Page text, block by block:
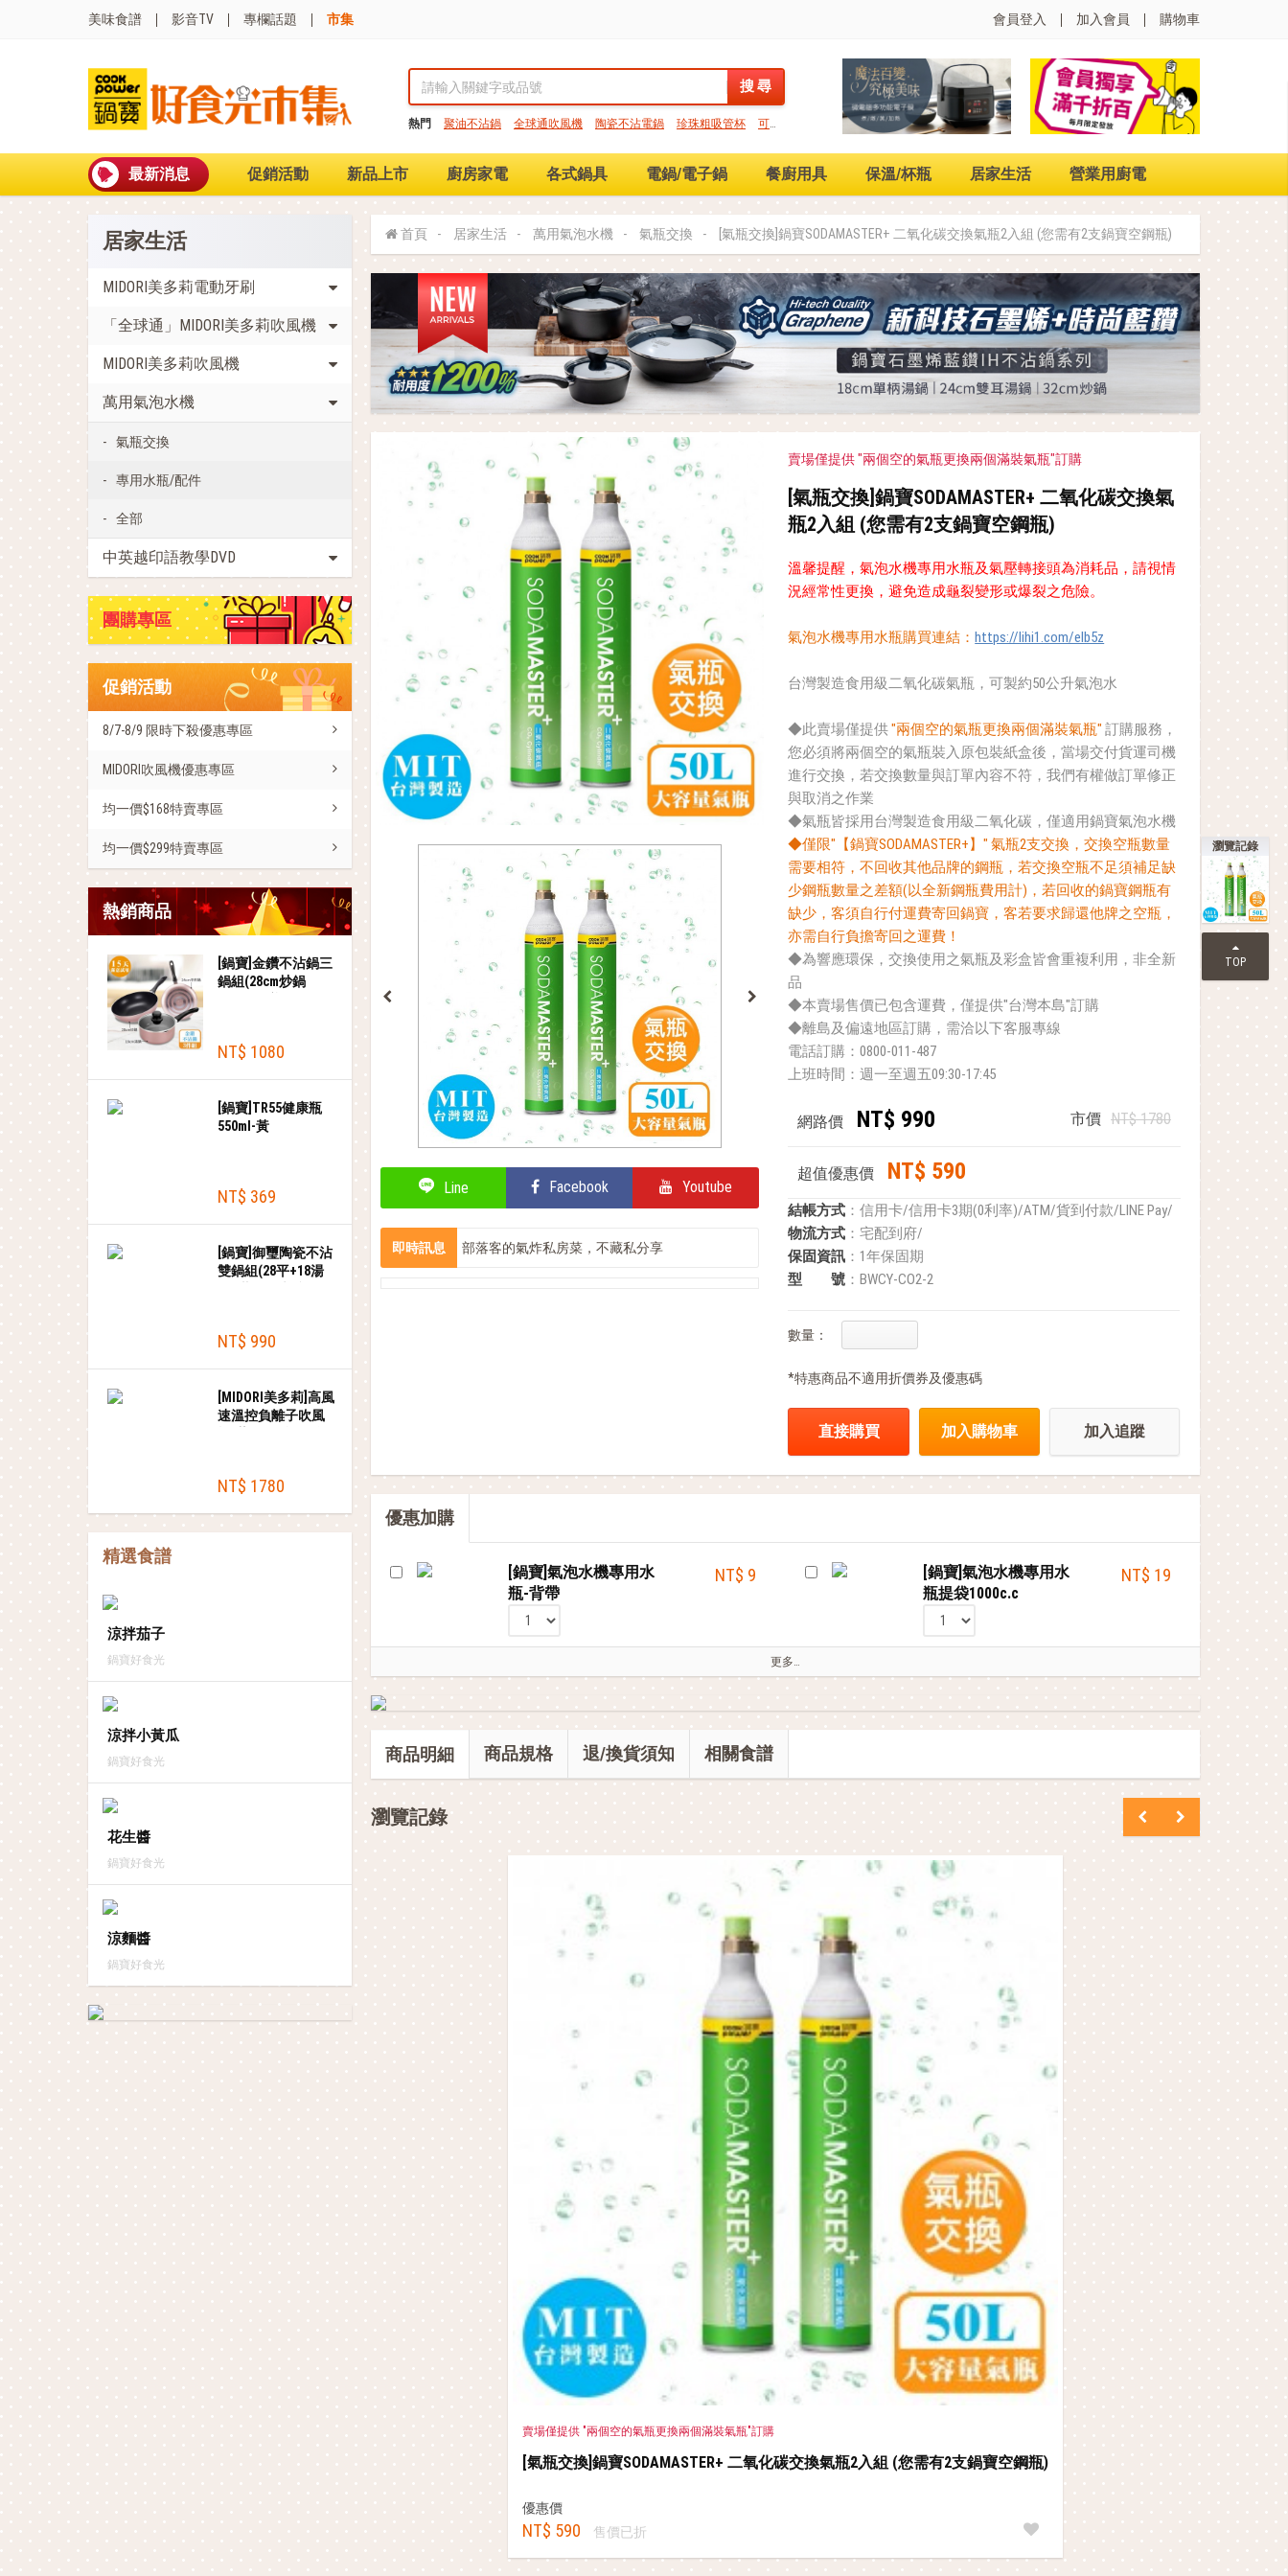
美味食譜 影音TV 專欄話題 市集 會員登入 加入會員 購物車
搜 尋
熱門 聚油不沾鍋 全球通吹風機 陶瓷不沾電鍋 珍珠粗吸管杯
可微
最新消息 促銷活動 新品上市 廚房家電 各式鍋具 電鍋/電子鍋 餐廚用具 保溫/杯瓶 居家生活 營業用廚電
居家生活
MIDORI美多莉電動牙刷
「全球通」MIDORI美多莉吹風機
MIDORI美多莉吹風機
萬用氣泡水機
氣瓶交換
專用水瓶/配件
全部
中英越印語教學DVD
團購專區
促銷活動
8/7-8/9 限時下殺優惠專區
MIDORI吹風機優惠專區
均一價$168特賣專區
均一價$299特賣專區
熱銷商品
[鍋寶]金鑽不沾鍋三
鍋組(28cm炒鍋
NT$ 1080
[鍋寶]TR55健康瓶
550ml-黃
NT$ 369
[鍋寶]御璽陶瓷不沾
雙鍋組(28平+18湯
NT$ 990
[MIDORI美多莉]高風
速溫控負離子吹風
NT$ 1780
精選食譜
涼拌茄子
鍋寶好食光
涼拌小黃瓜
鍋寶好食光
花生醬
鍋寶好食光
涼麵醬
鍋寶好食光
首頁 居家生活 萬用氣泡水機 氣瓶交換 [氣瓶交換]鍋寶SODAMASTER+ 二氧化碳交換氣瓶2入組 (您需有2支鍋寶空鋼瓶)
Line Facebook Youtube
即時訊息
部落客的氣炸私房菜，不藏私分享
賣場僅提供 "兩個空的氣瓶更換兩個滿裝氣瓶"訂購
[氣瓶交換]鍋寶SODAMASTER+ 二氧化碳交換氣
瓶2入組 (您需有2支鍋寶空鋼瓶)
溫馨提醒，氣泡水機專用水瓶及氣壓轉接頭為消耗品，請視情
況經常性更換，避免造成龜裂變形或爆裂之危險。
氣泡水機專用水瓶購買連結：https://lihi1.com/eIb5z
台灣製造食用級二氧化碳氣瓶，可製約50公升氣泡水
◆此賣場僅提供"兩個空的氣瓶更換兩個滿裝氣瓶"訂購服務，
您必須將兩個空的氣瓶裝入原包裝紙盒後，當場交付貨運司機
進行交換，若交換數量與訂單內容不符，我們有權做訂單修正
與取消之作業
◆氣瓶皆採用台灣製造食用級二氧化碳，僅適用鍋寶氣泡水機
◆僅限"【鍋寶SODAMASTER+】" 氣瓶2支交換，交換空瓶數量
需要相符，不回收其他品牌的鋼瓶，若交換空瓶不足須補足缺
少鋼瓶數量之差額(以全新鋼瓶費用計)，若回收的鍋寶鋼瓶有
缺少，客須自行付運費寄回鍋寶，客若要求歸還他牌之空瓶，
亦需自行負擔寄回之運費！
◆為響應環保，交換使用之氣瓶及彩盒皆會重複利用，非全新
品
◆本賣場售價已包含運費，僅提供"台灣本島"訂購
◆離島及偏遠地區訂購，需洽以下客服專線
電話訂購：0800-011-487
上班時間：週一至週五09:30-17:45
網路價 NT$ 990 市價 NT$ 1780
超值優惠價 NT$ 590
結帳方式 ：信用卡/信用卡3期(0利率)/ATM/貨到付款/LINE Pay/
物流方式 ：宅配到府/
保固資訊 ：1年保固期
型 號 ：BWCY-CO2-2
數量：
*特惠商品不適用折價券及優惠碼
直接購買 加入購物車 加入追蹤
優惠加購
[鍋寶]氣泡水機專用水
瓶-背帶
NT$ 9
[鍋寶]氣泡水機專用水
瓶提袋1000c.c
NT$ 19
更多…
商品明細 商品規格 退/換貨須知 相關食譜
瀏覽記錄
賣場僅提供 "兩個空的氣瓶更換兩個滿裝氣瓶"訂購
[氣瓶交換]鍋寶SODAMASTER+ 二氧化碳交換氣瓶2入組 (您需有2支鍋寶空鋼瓶)
優惠價
NT$ 590 售價已折
瀏覽記錄
TOP
搜 尋